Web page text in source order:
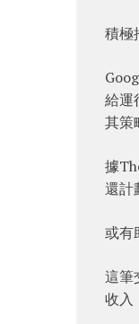
積極
給運
其策
據
還計
或有
這筆
收入